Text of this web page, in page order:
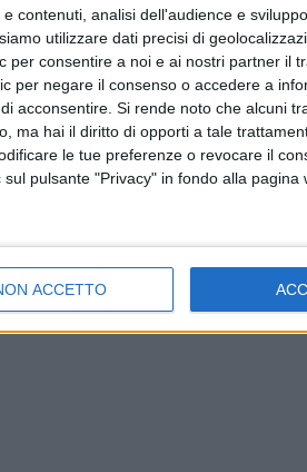
contenuti, analisi dell'audience e
utilizzare dati precisi di
per consentire a noi e ai nostri partner il
per negare il consenso o accedere a
acconsentire. Si rende noto che alcuni
ma hai il diritto di opporti a tale
le tue preferenze o revocare il
pulsante "Privacy" in fondo alla pagina
ACCETTO